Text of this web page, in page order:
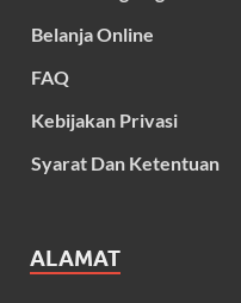
Belanja Online
FAQ
Kebijakan Privasi
Syarat Dan Ketentuan
ALAMAT